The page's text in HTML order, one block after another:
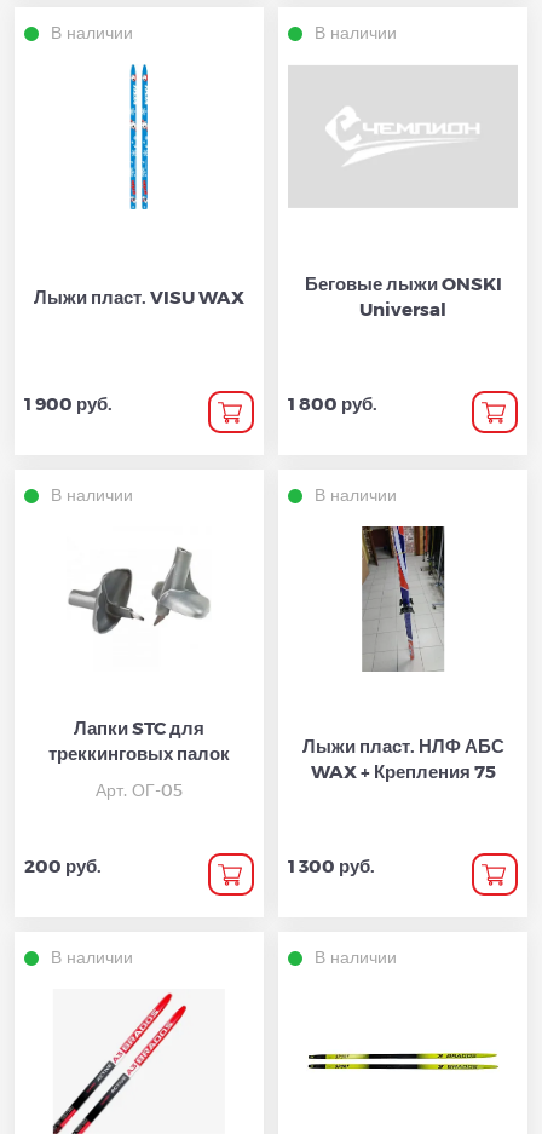
В наличии
Лыжи пласт. VISU WAX
1 900 руб.
В наличии
Беговые лыжи ONSKI
Universal
1 800 руб.
В наличии
Лапки STC для
треккинговых палок
Арт. ОГ-05
200 руб.
В наличии
Лыжи пласт. НЛФ АБС
WAX + Крепления 75
1 300 руб.
В наличии В наличии